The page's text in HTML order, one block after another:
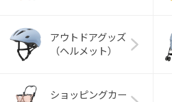
アウトドアグッズ
（ヘルメット）
ショッピングカー